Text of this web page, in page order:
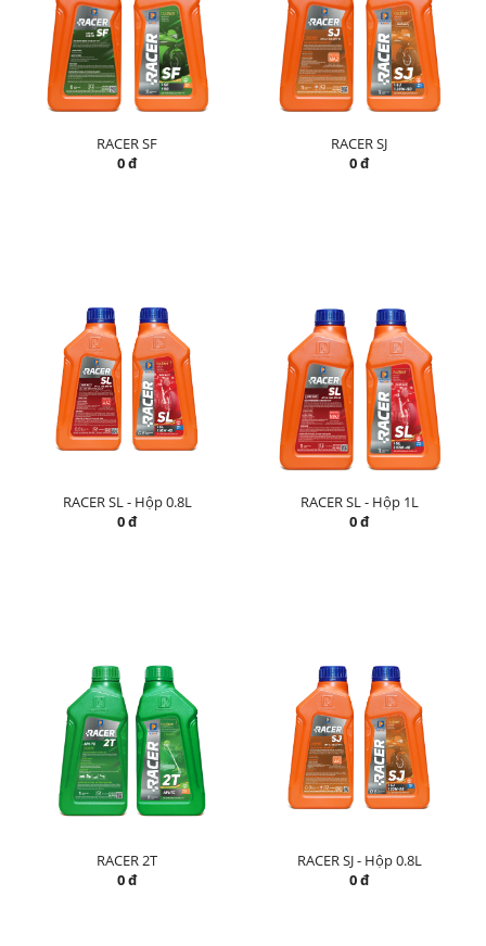
RACER SF
0 đ
RACER SJ
0 đ
RACER SL - Hộp 0.8L
0 đ
RACER SL - Hộp 1L
0 đ
RACER 2T
0 đ
RACER SJ - Hộp 0.8L
0 đ